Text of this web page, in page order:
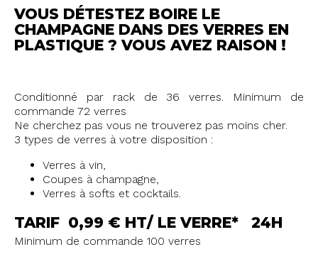
VOUS DÉTESTEZ BOIRE LE
CHAMPAGNE DANS DES VERRES EN
PLASTIQUE ? VOUS AVEZ RAISON !
Conditionné par rack de 36 verres. Minimum de
commande 72 verres
Ne cherchez pas vous ne trouverez pas moins cher.
3 types de verres à votre disposition :
Verres à vin,
Coupes à champagne,
Verres à softs et cocktails.
TARIF 0,99 € HT/ LE VERRE* 24H
Minimum de commande 100 verres